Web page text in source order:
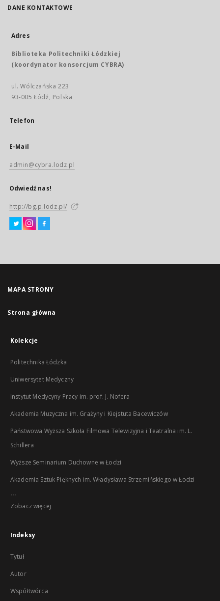
DANE KONTAKTOWE
Adres
Biblioteka Politechniki Łódzkiej
(koordynator konsorcjum CYBRA)
ul. Wólczańska 223
93-005 Łódź, Polska
Telefon
E-Mail
admin@cybra.lodz.pl
Odwiedź nas!
http://bg.p.lodz.pl/
MAPA STRONY
Strona główna
Kolekcje
Politechnika Łódzka
Uniwersytet Medyczny
Instytut Medycyny Pracy im. prof. J. Nofera
Akademia Muzyczna im. Grażyny i Kiejstuta Bacewiczów
Państwowa Wyższa Szkoła Filmowa Telewizyjna i Teatralna im. L.
Schillera
Wyższe Seminarium Duchowne w Łodzi
Akademia Sztuk Pięknych im. Władysława Strzemińskiego w Łodzi
...
Zobacz więcej
Indeksy
Tytuł
Autor
Współtwórca